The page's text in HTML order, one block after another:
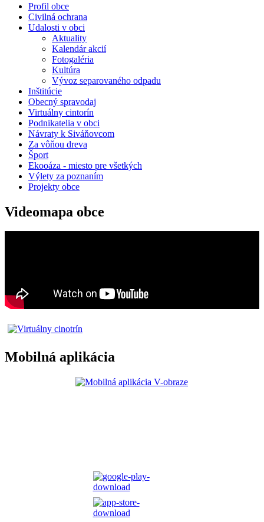
Profil obce
Civilná ochrana
Udalosti v obci
Aktuality
Kalendár akcií
Fotogaléria
Kultúra
Vývoz separovaného odpadu
Inštitúcie
Obecný spravodaj
Virtuálny cintorín
Podnikatelia v obci
Návraty k Siváňovcom
Za vôňou dreva
Šport
Ekooáza - miesto pre všetkých
Výlety za poznaním
Projekty obce
Videomapa obce
Mobilná aplikácia